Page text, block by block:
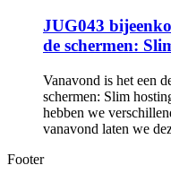
JUG043
de schermen:
Vanavond is het een
schermen: Slim
hebben we
vanavond laten we
Footer